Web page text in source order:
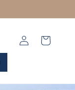
Logga
Varukorg